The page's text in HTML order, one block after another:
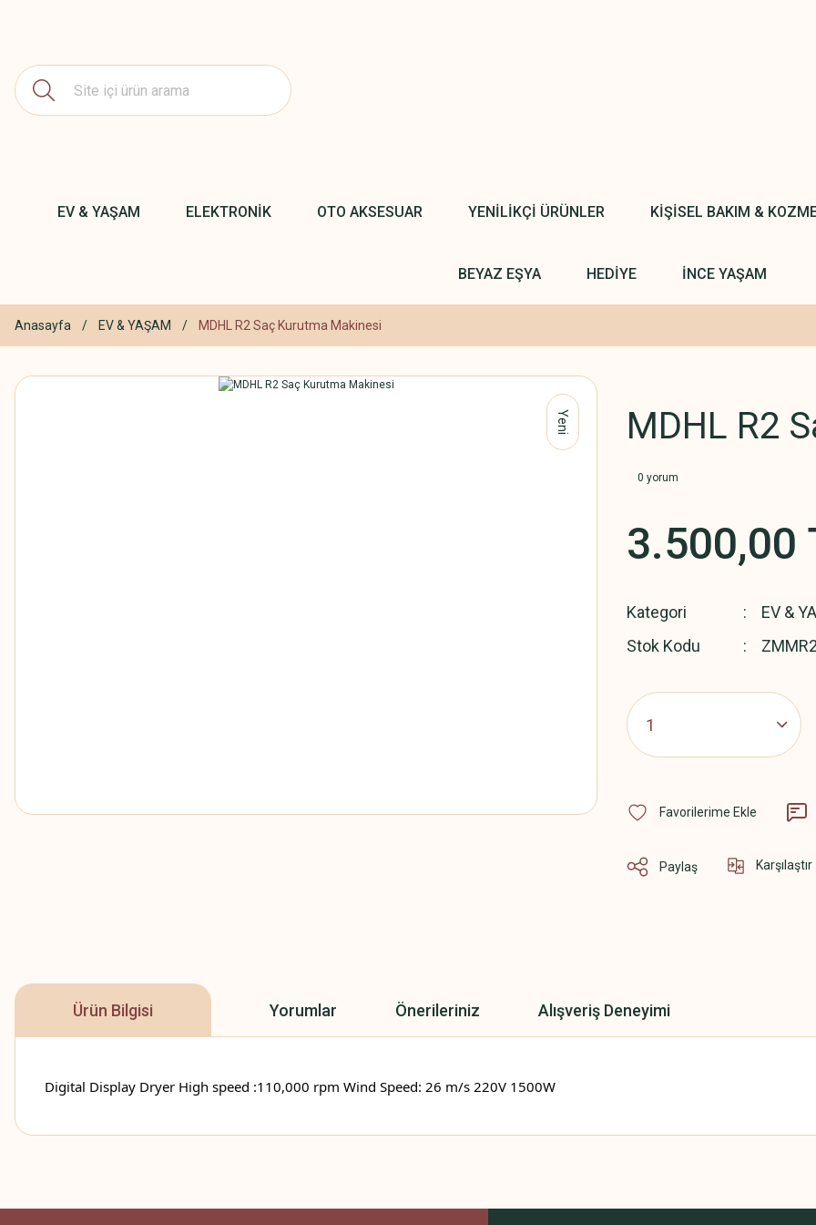
EV & YAŞAM ELEKTRONİK OTO AKSESUAR YENİLİKÇİ ÜRÜNLER KİŞİSEL BAKIM &
BEYAZ EŞYA HEDİYE İNCE YAŞAM
Anasayfa EV & YAŞAM MDHL R2 Saç Kurutma Makinesi
Yeni MDHL R2
0 yorum
3.500,00
Kategori
EV &
Stok Kodu
Paylaş Karşılaştır
Ürün Bilgisi Yorumlar Önerileriniz Alışveriş Deneyimi
Digital Display Dryer High speed :110,000 rpm Wind Speed: 26 m/s 220V 1500W
Bu ürüne ilk yorumu siz yapın!